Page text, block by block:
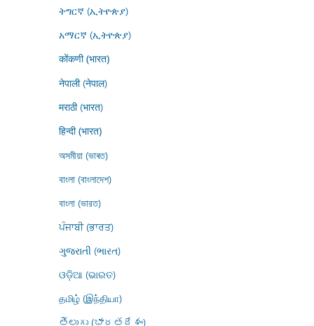
ትግርኛ (ኢትዮጵያ)
አማርኛ (ኢትዮጵያ)
कोंकणी (भारत)
नेपाली (नेपाल)
मराठी (भारत)
हिन्दी (भारत)
অসমীয়া (ভাৰত)
বাংলা (বাংলাদেশ)
বাংলা (ভারত)
ਪੰਜਾਬੀ (ਭਾਰਤ)
ગુજરાતી (ભારત)
ଓଡ଼ିଆ (ଭାରତ)
தமிழ் (இந்தியா)
తెలుగు (భారతదేశం)